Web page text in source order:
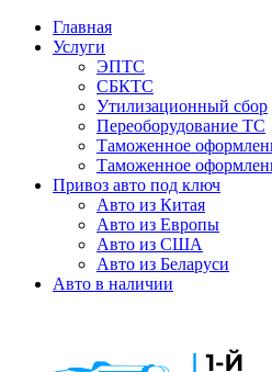
Главная
Услуги
ЭПТС
СБКТС
Утилизационный сбор
Переоборудование ТС
Таможенное
Таможенное
Привоз авто под ключ
Авто из Китая
Авто из Европы
Авто из США
Авто из Беларуси
Авто в наличии